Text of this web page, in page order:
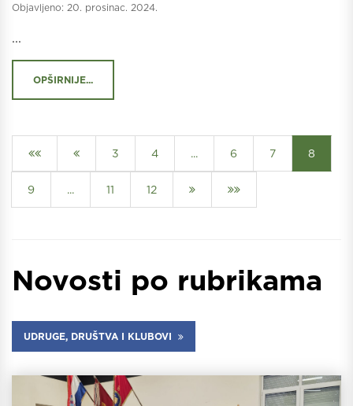
Objavljeno: 20. prosinac. 2024.
...
OPŠIRNIJE...
3 4 ... 6 7 8
9 ... 11 12
Novosti po rubrikama
UDRUGE, DRUŠTVA I KLUBOVI